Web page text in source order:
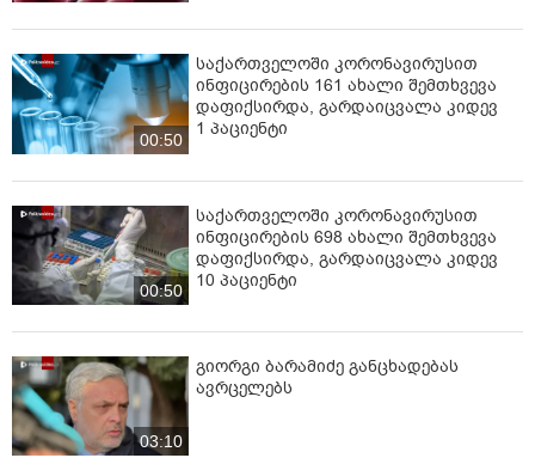
00:50
საქართველოში კორონავირუსით
ინფიცირების 161 ახალი შემთხვევა
დაფიქსირდა, გარდაიცვალა კიდევ
1 პაციენტი
00:50
საქართველოში კორონავირუსით
ინფიცირების 698 ახალი შემთხვევა
დაფიქსირდა, გარდაიცვალა კიდევ
10 პაციენტი
03:10
გიორგი ბარამიძე განცხადებას
ავრცელებს